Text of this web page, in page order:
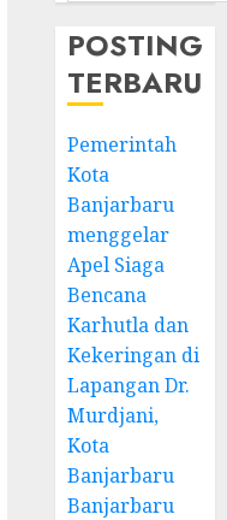
POSTING
TERBARU
Pemerintah
Kota
Banjarbaru
menggelar
Apel Siaga
Bencana
Karhutla dan
Kekeringan di
Lapangan Dr.
Murdjani,
Kota
Banjarbaru
Banjarbaru